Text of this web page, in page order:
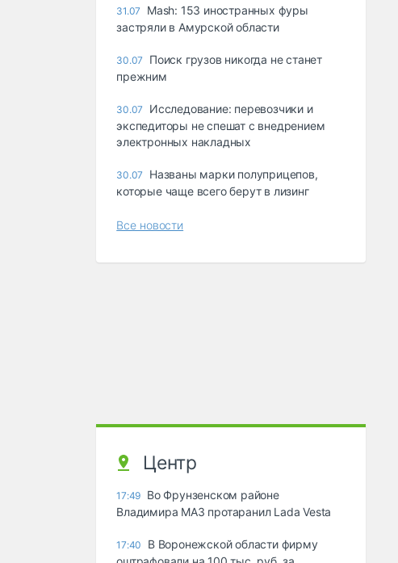
31.07
Mash: 153 иностранных фуры
застряли в Амурской области
30.07
Поиск грузов никогда не станет
прежним
30.07
Исследование: перевозчики и
экспедиторы не спешат с внедрением
электронных накладных
30.07
Названы марки полуприцепов,
которые чаще всего берут в лизинг
Все новости
Центр
17:49 Во Фрунзенском районе
Владимира МАЗ протаранил Lada Vesta
17:40
В Воронежской области фирму